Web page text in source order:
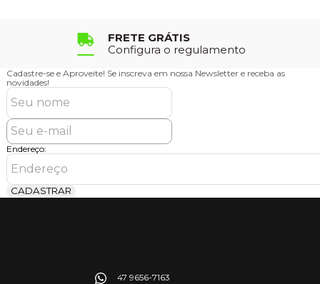
FRETE GRÁTIS
Configura o regulamento
Cadastre-se e Aproveite! Se inscreva em nossa Newsletter e receba as
novidades!
Endereço:
CADASTRAR
47 9656-7163